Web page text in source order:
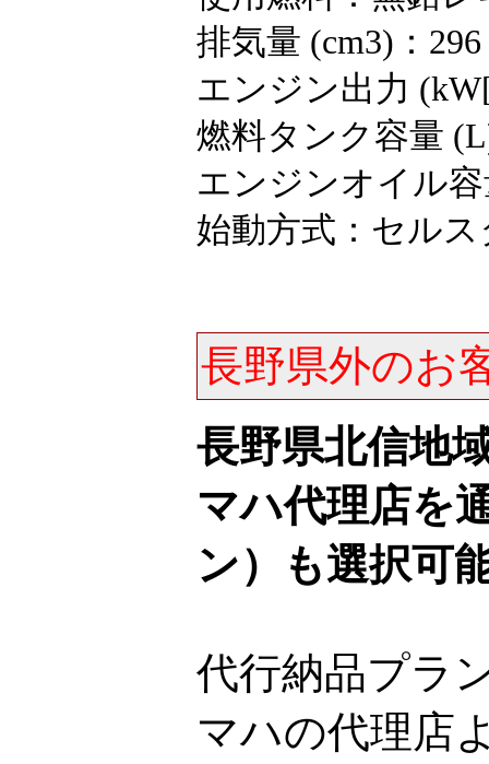
排気量 (cm3)：296
エンジン出力
燃料タンク容量
エンジンオイル
始動方式：セル
長野県外のお
長野県北信地
マハ代理店を
ン）も選択可
代行納品プラ
マハの代理店